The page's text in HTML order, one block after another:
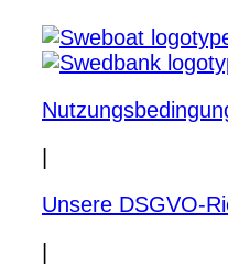
Unsere DSGVO-